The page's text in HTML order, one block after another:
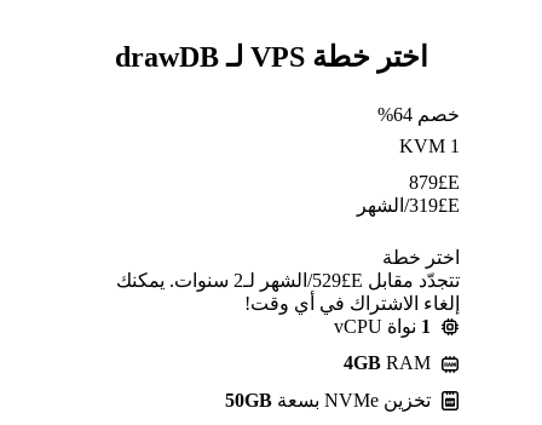
اختر خطة VPS لـ drawDB
خصم 64%
KVM 1
E£
879
E£
319/الشهر
اختر خطة
تتجدّد مقابل E£⁦529⁩/الشهر لـ2 سنوات. يمكنك
إلغاء الاشتراك في أي وقت!
1 نواة vCPU
4GB RAM
تخزين NVMe بسعة
50GB